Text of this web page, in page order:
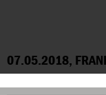
07.05.2018,